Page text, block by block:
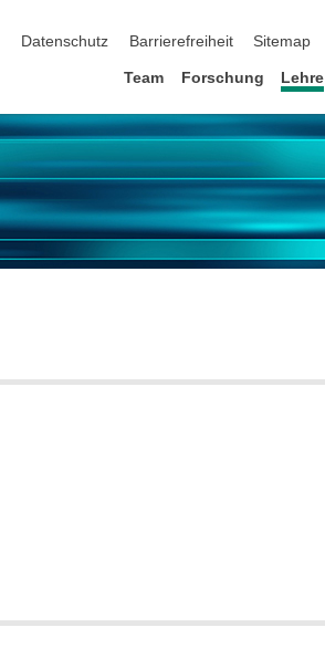
Datenschutz Barrierefreiheit Sitemap
Team Forschung Lehre